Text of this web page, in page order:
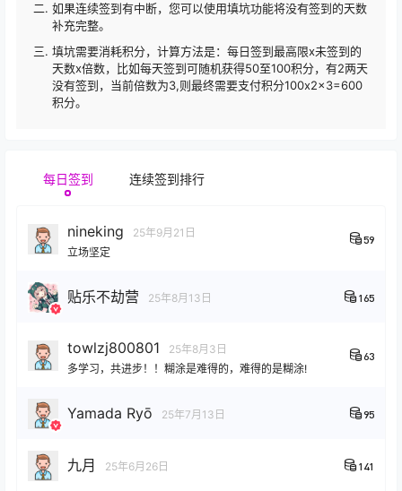
如果连续签到有中断，您可以使用填坑功能将没有签到的天数
补充完整。
填坑需要消耗积分，计算方法是：每日签到最高限x未签到的
天数x倍数，比如每天签到可随机获得50至100积分，有2两天
没有签到，当前倍数为3,则最终需要支付积分100x2x3=600
积分。
每日签到 连续签到排行
nineking
25年9月21日
立场坚定
59
贴乐不劫营 25年8月13日 165
towlzj800801
25年8月3日
多学习，共进步！！糊涂是难得的，难得的是糊涂!
63
Yamada Ryō 25年7月13日 95
九月 25年6月26日 141